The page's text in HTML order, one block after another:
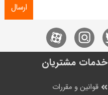
ارسال
خدمات مشتریان
قوانین و مقررات